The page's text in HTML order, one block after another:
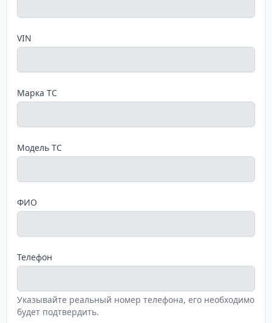
VIN
Марка ТС
Модель ТС
ФИО
Телефон
Указывайте реальный номер телефона, его необходимо
будет подтвердить.